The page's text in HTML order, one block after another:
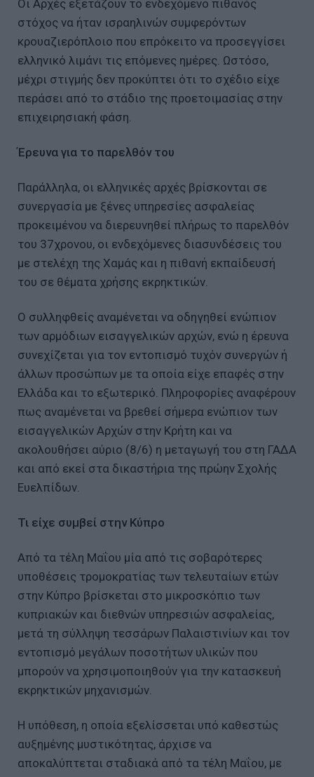
Οι Αρχές εξετάζουν το ενδεχόμενο πιθανός
στόχος να ήταν ισραηλινών συμφερόντων
κρουαζιερόπλοιο που επρόκειτο να προσεγγίσει
ελληνικό λιμάνι τις επόμενες ημέρες. Ωστόσο,
μέχρι στιγμής δεν προκύπτει ότι το σχέδιο είχε
περάσει από το στάδιο της προετοιμασίας στην
επιχειρησιακή φάση.
Έρευνα για το παρελθόν του
Παράλληλα, οι ελληνικές αρχές βρίσκονται σε
συνεργασία με ξένες υπηρεσίες ασφαλείας
προκειμένου να διερευνηθεί πλήρως το παρελθόν
του 37χρονου, οι ενδεχόμενες διασυνδέσεις του
με στελέχη της Χαμάς και η πιθανή εκπαίδευσή
του σε θέματα χρήσης εκρηκτικών.
Ο συλληφθείς αναμένεται να οδηγηθεί ενώπιον
των αρμόδιων εισαγγελικών αρχών, ενώ η έρευνα
συνεχίζεται για τον εντοπισμό τυχόν συνεργών ή
άλλων προσώπων με τα οποία είχε επαφές στην
Ελλάδα και το εξωτερικό. Πληροφορίες αναφέρουν
πως αναμένεται να βρεθεί σήμερα ενώπιον των
εισαγγελικών Αρχών στην Κρήτη και να
ακολουθήσει αύριο (8/6) η μεταγωγή του στη ΓΑΔΑ
και από εκεί στα δικαστήρια της πρώην Σχολής
Ευελπίδων.
Τι είχε συμβεί στην Κύπρο
Από τα τέλη Μαΐου μία από τις σοβαρότερες
υποθέσεις τρομοκρατίας των τελευταίων ετών
στην Κύπρο βρίσκεται στο μικροσκόπιο των
κυπριακών και διεθνών υπηρεσιών ασφαλείας,
μετά τη σύλληψη τεσσάρων Παλαιστινίων και τον
εντοπισμό μεγάλων ποσοτήτων υλικών που
μπορούν να χρησιμοποιηθούν για την κατασκευή
εκρηκτικών μηχανισμών.
Η υπόθεση, η οποία εξελίσσεται υπό καθεστώς
αυξημένης μυστικότητας, άρχισε να
αποκαλύπτεται σταδιακά από τα τέλη Μαΐου, με